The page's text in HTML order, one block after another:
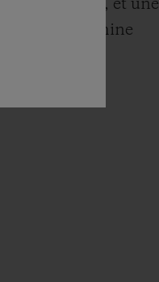
bruts, et une
depuis la mine